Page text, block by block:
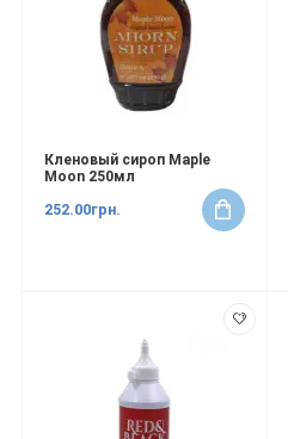
Кленовый сироп Maple
Moon 250мл
252.00грн.